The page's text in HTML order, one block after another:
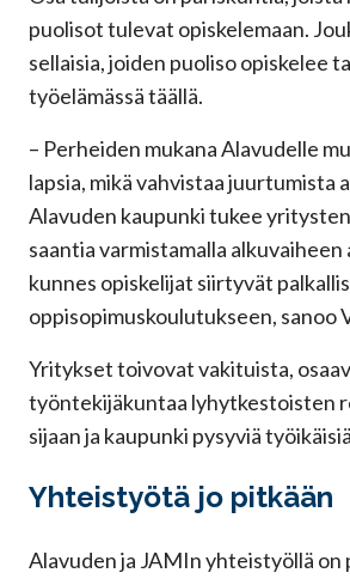
puolisot tulevat opiskelemaan.
sellaisia, joiden puoliso opiskelee
työelämässä täällä.
– Perheiden mukana Alavudelle
lapsia, mikä vahvistaa juurtumista
Alavuden kaupunki tukee
saantia varmistamalla alkuvaiheen
kunnes opiskelijat siirtyvät
oppisopimuskoulutukseen, sanoo
Yritykset toivovat vakituista,
työntekijäkuntaa lyhytkestoisten
sijaan ja kaupunki pysyviä
Yhteistyötä jo pitkään
Alavuden ja JAMIn yhteistyöllä on